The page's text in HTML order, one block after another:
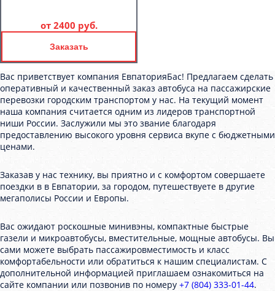
от 2400 руб.
Заказать
Вас приветствует компания ЕвпаторияБас! Предлагаем сделать
оперативный и качественный заказ автобуса на пассажирские
перевозки городским транспортом у нас. На текущий момент
наша компания считается одним из лидеров транспортной
ниши России. Заслужили мы это звание благодаря
предоставлению высокого уровня сервиса вкупе с бюджетными
ценами.
Заказав у нас технику, вы приятно и с комфортом совершаете
поездки в в Евпатории, за городом, путешествуете в другие
мегаполисы России и Европы.
Вас ожидают роскошные минивэны, компактные быстрые
газели и микроавтобусы, вместительные, мощные автобусы. Вы
сами можете выбрать пассажировместимость и класс
комфортабельности или обратиться к нашим специалистам. С
дополнительной информацией приглашаем ознакомиться на
сайте компании или позвонив по номеру +7 (804) 333-01-44.